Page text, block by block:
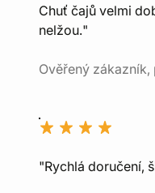
Chuť čajů velmi
nelžou."
Ověřený
"Rychlá doručení,